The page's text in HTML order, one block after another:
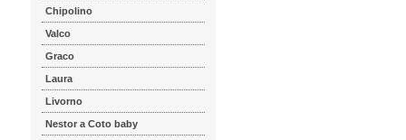
Chipolino
Valco
Graco
Laura
Livorno
Nestor a Coto baby